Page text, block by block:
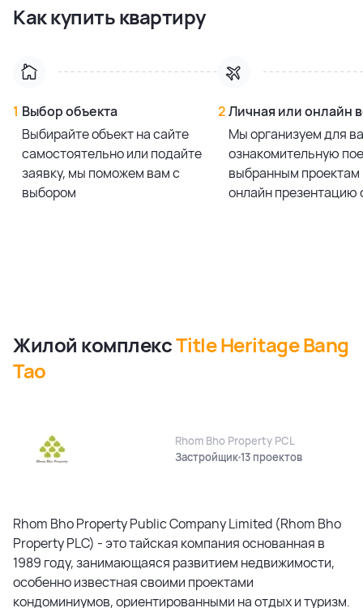
Как купить квартиру
1 Выбор объекта
Выбирайте объект на сайте
самостоятельно или подайте
заявку, мы поможем вам с
выбором
2Личная или онлайн
Мы организуем для
ознакомительную
выбранным проектам
онлайн презентацию
Жилой комплексTitle Heritage Bang
Tao
Rhom Bho Property PCL
Застройщик13 проектов
Rhom Bho Property Public Company Limited (Rhom Bho
Property PLC) - это тайская компания основанная в
1989 году, занимающаяся развитием недвижимости,
особенно известная своими проектами
кондоминиумов, ориентированными на отдых и туризм.